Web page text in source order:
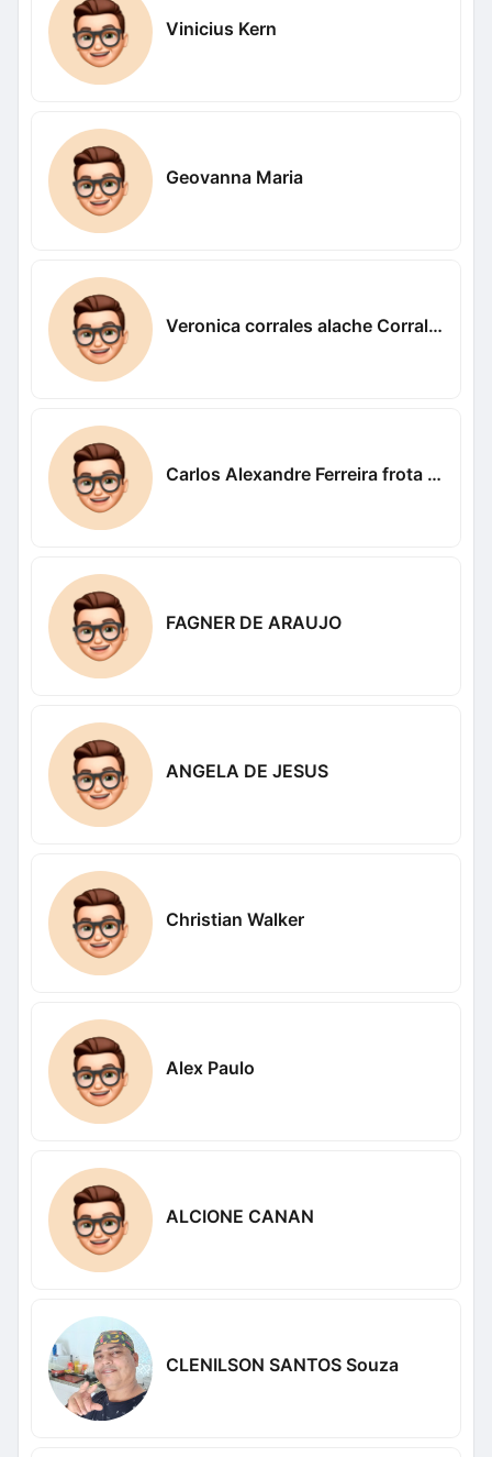
Vinicius Kern
Geovanna Maria
Veronica corrales alache Corrales alache
Carlos Alexandre Ferreira frota Alexandre
FAGNER DE ARAUJO
ANGELA DE JESUS
Christian Walker
Alex Paulo
ALCIONE CANAN
CLENILSON SANTOS Souza